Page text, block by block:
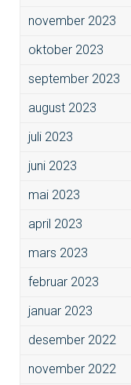
november 2023
oktober 2023
september 2023
august 2023
juli 2023
juni 2023
mai 2023
april 2023
mars 2023
februar 2023
januar 2023
desember 2022
november 2022